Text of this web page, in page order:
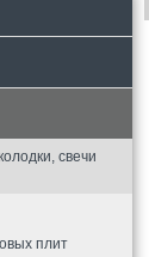
свечи
плит